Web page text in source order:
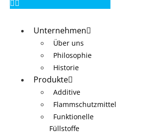
Unternehmen
Über uns
Philosophie
Historie
Produkte
Additive
Flammschutzmittel
Funktionelle
Füllstoffe